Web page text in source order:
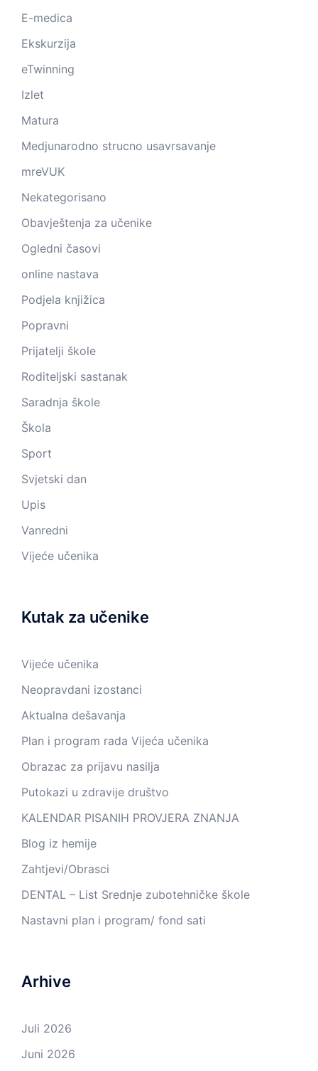
E-medica
Ekskurzija
eTwinning
Izlet
Matura
Medjunarodno strucno usavrsavanje
mreVUK
Nekategorisano
Obavještenja za učenike
Ogledni časovi
online nastava
Podjela knjižica
Popravni
Prijatelji škole
Roditeljski sastanak
Saradnja škole
Škola
Sport
Svjetski dan
Upis
Vanredni
Vijeće učenika
Kutak za učenike
Vijeće učenika
Neopravdani izostanci
Aktualna dešavanja
Plan i program rada Vijeća učenika
Obrazac za prijavu nasilja
Putokazi u zdravije društvo
KALENDAR PISANIH PROVJERA ZNANJA
Blog iz hemije
Zahtjevi/Obrasci
DENTAL – List Srednje zubotehničke škole
Nastavni plan i program/ fond sati
Arhive
Juli 2026
Juni 2026